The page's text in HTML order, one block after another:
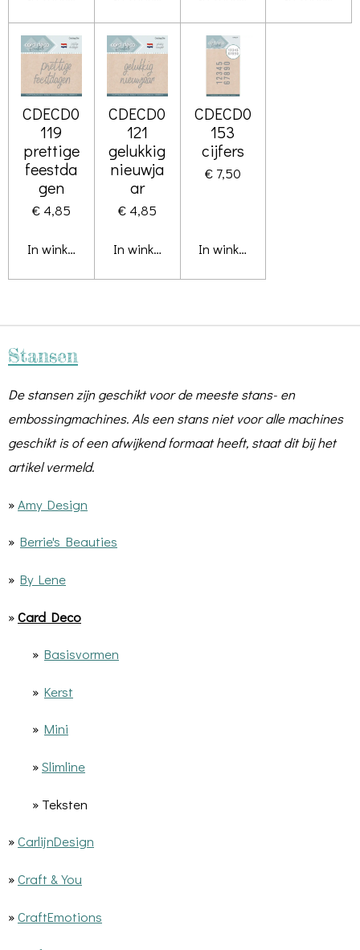
CDECD0
119
prettige
feestda
gen
€ 4,85
In winkelwagen
CDECD0
121
gelukkig
nieuwja
ar
€ 4,85
In winkelwagen
CDECD0
153
cijfers
€ 7,50
In winkelwagen
Stansen
De stansen zijn geschikt voor de meeste stans- en
embossingmachines. Als een stans niet voor alle machines
geschikt is of een afwijkend formaat heeft, staat dit bij het
artikel vermeld.
»Amy Design
» Berrie's Beauties
» By Lene
»Card Deco
» Basisvormen
» Kerst
» Mini
»Slimline
» Teksten
»CarlijnDesign
»Craft & You
»CraftEmotions